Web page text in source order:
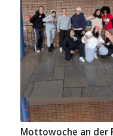
Mottowoche an der